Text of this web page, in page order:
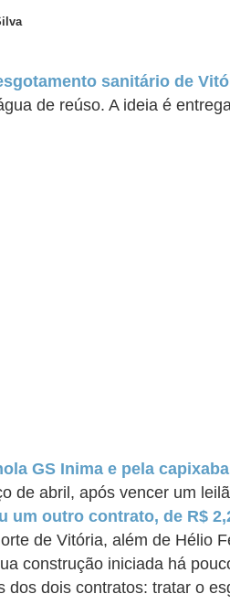
sanitário de
de reúso. A ideia é
GS Inima e pela
de abril, após vencer um
um outro contrato, de R$
de Vitória, além de Hélio
construção iniciada há
dois contratos: tratar o